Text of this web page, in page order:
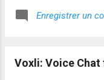
Enregistrer un
Voxli: Voice Chat